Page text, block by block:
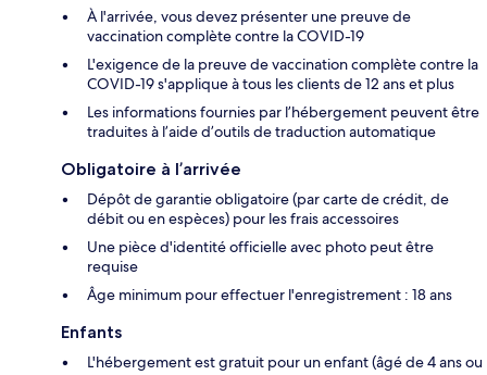
À l'arrivée, vous devez présenter une preuve de
vaccination complète contre la COVID-19
L'exigence de la preuve de vaccination complète contre la
COVID-19 s'applique à tous les clients de 12 ans et plus
Les informations fournies par l’hébergement peuvent être
traduites à l’aide d’outils de traduction automatique
Obligatoire à l’arrivée
Dépôt de garantie obligatoire (par carte de crédit, de
débit ou en espèces) pour les frais accessoires
Une pièce d'identité officielle avec photo peut être
requise
Âge minimum pour effectuer l'enregistrement : 18 ans
Enfants
L'hébergement est gratuit pour un enfant (âgé de 4 ans ou